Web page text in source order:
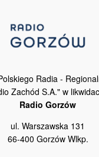
Radia -
Zachód S.A." w
Radio Gorzów
ul. Warszawska 131
66-400 Gorzów Wlkp.